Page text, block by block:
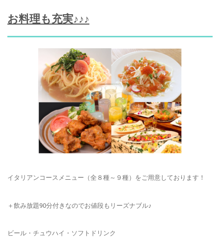
お料理も充実♪♪♪
イタリアンコースメニュー（全８種～９種）をご用意しております！
＋飲み放題90分付きなのでお値段もリーズナブル♪
ビール・チュウハイ・ソフトドリンク